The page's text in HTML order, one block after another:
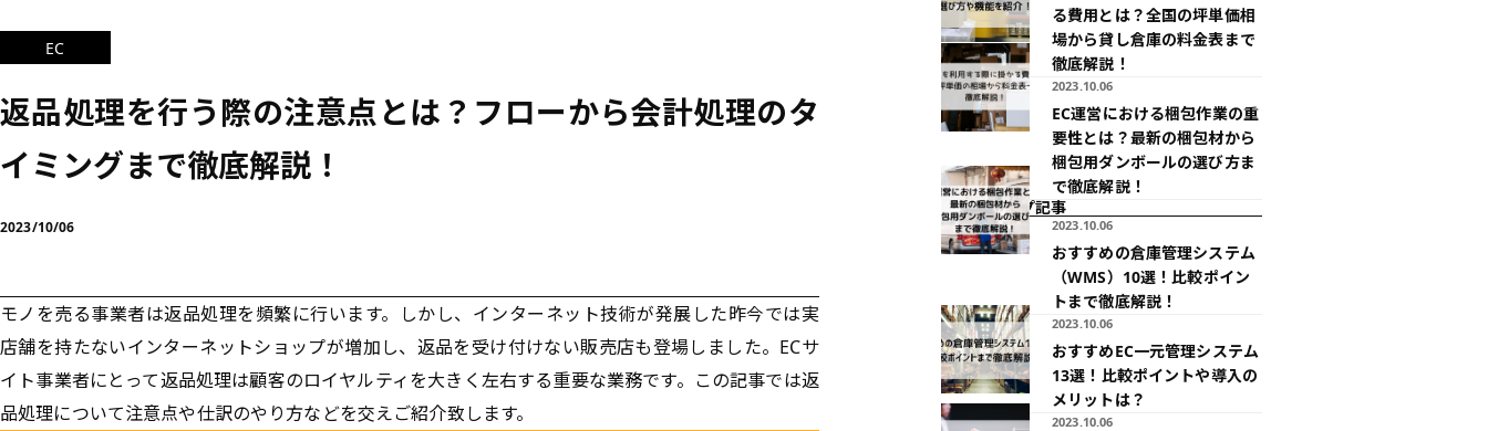
EC
返品処理を行う際の注意点とは？フローから会計処理のタ
イミングまで徹底解説！
2023/10/06
モノを売る事業者は返品処理を頻繁に行います。しかし、インターネット技術が発展した昨今では実
店舗を持たないインターネットショップが増加し、返品を受け付けない販売店も登場しました。ECサ
イト事業者にとって返品処理は顧客のロイヤルティを大きく左右する重要な業務です。この記事では返
品処理について注意点や仕訳のやり方などを交えご紹介致します。
る費用とは？全国の坪単価相
場から貸し倉庫の料金表まで
徹底解説！
2023.10.06
EC運営における梱包作業の重
要性とは？最新の梱包材から
梱包用ダンボールの選び方ま
で徹底解説！
ピックアップ記事
2023.10.06
おすすめの倉庫管理システム
（WMS）10選！比較ポイン
トまで徹底解説！
2023.10.06
おすすめEC一元管理システム
13選！比較ポイントや導入の
メリットは？
2023.10.06